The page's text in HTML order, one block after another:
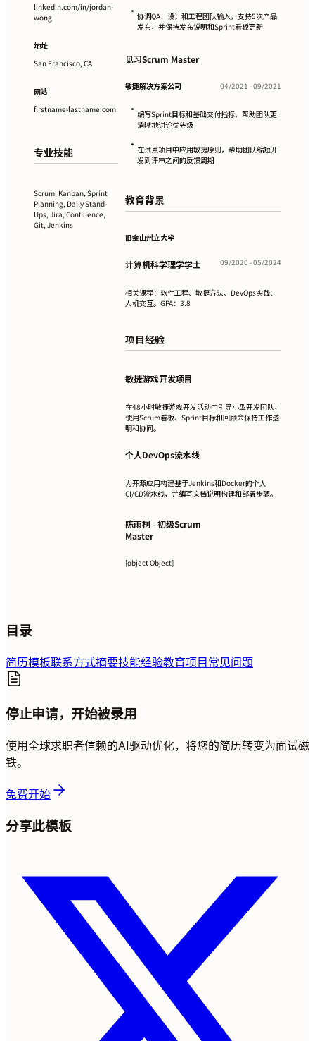
linkedin.com/in/jordan-
wong
地址
San Francisco, CA
网站
firstname-lastname.com
专业技能
Scrum, Kanban, Sprint
Planning, Daily Stand-
Ups, Jira, Confluence,
Git, Jenkins
• 协调QA、设计和工程团队输入，支持5次产品
发布，并保持发布说明和Sprint看板更新
见习Scrum Master
敏捷解决方案公司 04/2021 - 09/2021
• 编写Sprint目标和基础交付指标，帮助团队更
清晰地讨论优先级
• 在试点项目中应用敏捷原则，帮助团队缩短开
发到评审之间的反馈周期
教育背景
旧金山州立大学
计算机科学理学学士 09/2020 - 05/2024
相关课程：软件工程、敏捷方法、DevOps实践、
人机交互。GPA：3.8
项目经验
敏捷游戏开发项目
在48小时敏捷游戏开发活动中引导小型开发团队，
使用Scrum看板、Sprint目标和回顾会保持工作透
明和协同。
个人DevOps流水线
为开源应用构建基于Jenkins和Docker的个人
CI/CD流水线，并编写文档说明构建和部署步骤。
陈雨桐 - 初级Scrum
Master
[object Object]
目录
简历模板联系方式摘要技能经验教育项目常见问题
停止申请，开始被录用
使用全球求职者信赖的AI驱动优化，将您的简历转变为面试磁
铁。
免费开始
分享此模板